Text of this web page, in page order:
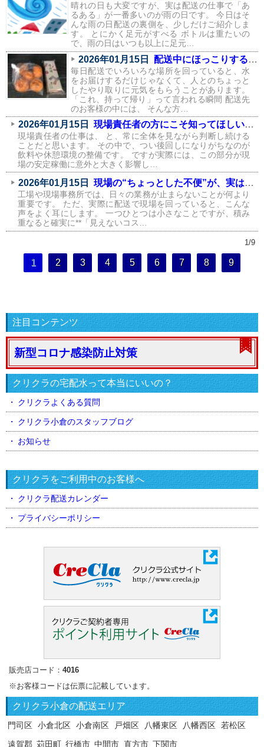
晴れの日も大変ですが、実は配送の仕事で「あ
るある」が一番多いのが雨の日です。 今日はそ
んな雨の日配送の裏側を、少しだけご紹介しま
す。 とにかく足元がすべる ボトルは重たいの
で、雨の日はいつも以上に足元…
2026年01月15日 配送中にほっこりする瞬間が、実はたくさんあります
毎日配送でいろいろな場所を回っていると、水
をお届けするだけじゃなくて、人とのちょっと
したやり取りに元気をもらうことがあります。
「これ、持って帰り」って言われる瞬間 配送先
のお客様の中には、 そんな方…
2026年01月15日 現場責任者の方にこそ知ってほしい、飲料環境が現場に与える影響
現場責任者の仕事は、 と、常に全体を見ながら判断し続ける
ことだと思います。 その中で、つい後回しになりがちなのが
飲料や休憩環境の整備です。 ですが実際には、この部分が現
場の安定稼働に意外と大きく影響し…
2026年01月15日 現場の“ちょっとした不便”が、実はコストになっている話
工場や現場事務所では、日々の業務が止まらないことが何より
重要です。 ただ、実際に配送で現場を回っていると、こんな
声をよく耳にします。 一つひとつは小さなことですが、積み
重なると確実に**「見えないコス…
1/9
1 2 3 4 5 6 7 8 9
注目コンテンツ
新型コロナ感染防止対策
クリクラの宅配水って本当にいいの？
クリクラよくある質問
クリクラ小倉のスタッフブログ
お知らせ
クリクラをご利用中のお客様へ
クリクラ配送カレンダー
プライバシーポリシー
販売店コード： 4016
※お客様コードは伝票に記載しています。
クリクラ小倉の配送エリア
門司区 小倉北区 小倉南区 戸畑区 八幡東区 八幡西区 若松区
遠賀郡 苅田町 行橋市 中間市 直方市 下関市